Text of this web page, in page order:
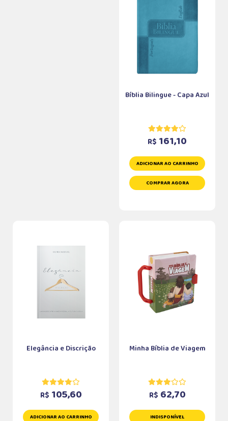
Bíblia Bilingue - Capa Azul
R$ 161,10
ADICIONAR AO CARRINHO
COMPRAR AGORA
Elegância e Discrição
R$ 105,60
ADICIONAR AO CARRINHO
Minha Bíblia de Viagem
R$ 62,70
INDISPONÍVEL